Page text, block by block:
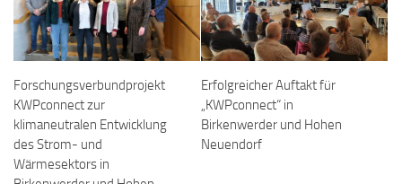
Forschungsverbundprojekt
KWPconnect zur
klimaneutralen Entwicklung
des Strom- und
Wärmesektors in
Erfolgreicher Auftakt für
„KWPconnect“ in
Birkenwerder und Hohen
Neuendorf